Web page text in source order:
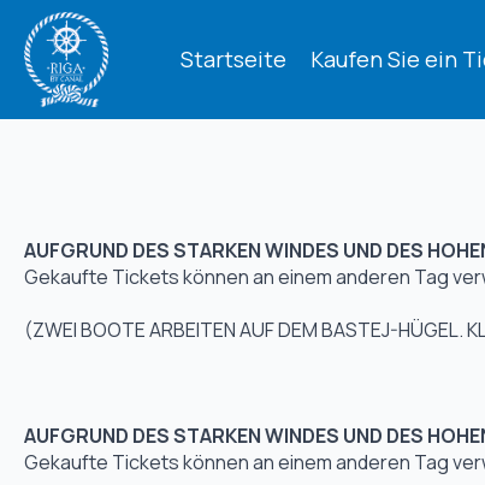
Startseite Kaufen Sie ein
AUFGRUND DES STARKEN WINDES UND DES
Gekaufte Tickets können an einem anderen Tag
(ZWEI BOOTE ARBEITEN AUF DEM BASTEJ-HÜGEL.
AUFGRUND DES STARKEN WINDES UND DES
Gekaufte Tickets können an einem anderen Tag